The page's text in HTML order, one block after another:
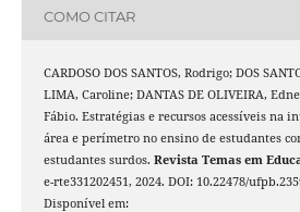
COMO CITAR
CARDOSO DOS SANTOS, Rodrigo; DOS
LIMA, Caroline; DANTAS DE OLIVEIRA,
Fábio. Estratégias e recursos acessíveis na
área e perímetro no ensino de estudantes
estudantes surdos. Revista Temas em
e-rte331202451, 2024. DOI: 10.22478/
Disponível em: